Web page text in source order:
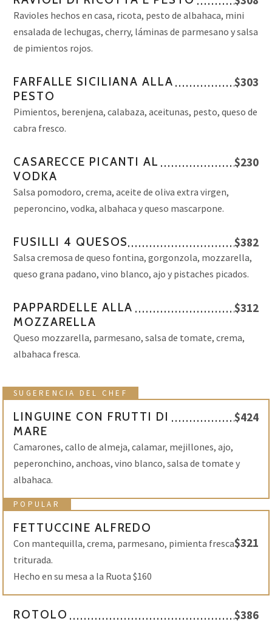
Ravioles hechos en casa, ricota, pesto de albahaca, mini
ensalada de lechugas, cherry, láminas de parmesano y salsa
de pimientos rojos.
FARFALLE SICILIANA ALLA
PESTO
Pimientos, berenjena, calabaza, aceitunas, pesto, queso de
cabra fresco.
$303
CASARECCE PICANTI AL
VODKA
Salsa pomodoro, crema, aceite de oliva extra virgen,
peperoncino, vodka, albahaca y queso mascarpone.
$230
FUSILLI 4 QUESOS
Salsa cremosa de queso fontina, gorgonzola, mozzarella,
queso grana padano, vino blanco, ajo y pistaches picados.
$382
PAPPARDELLE ALLA
MOZZARELLA
Queso mozzarella, parmesano, salsa de tomate, crema,
albahaca fresca.
$312
SUGERENCIA DEL CHEF
LINGUINE CON FRUTTI DI
MARE
Camarones, callo de almeja, calamar, mejillones, ajo,
peperonchino, anchoas, vino blanco, salsa de tomate y
albahaca.
$424
POPULAR
FETTUCCINE ALFREDO
Con mantequilla, crema, parmesano, pimienta fresca
triturada.
$321
Hecho en su mesa a la Ruota $160
ROTOLO $386